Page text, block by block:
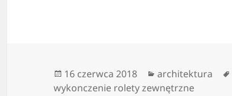
Data
publikacji
16 czerwca 2018 Kategorie
architektura
wykonczenie rolety zewnętrzne